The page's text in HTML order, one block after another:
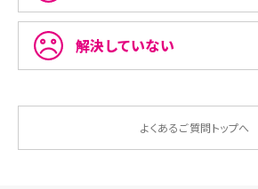
解決していない
よくあるご質問トップへ